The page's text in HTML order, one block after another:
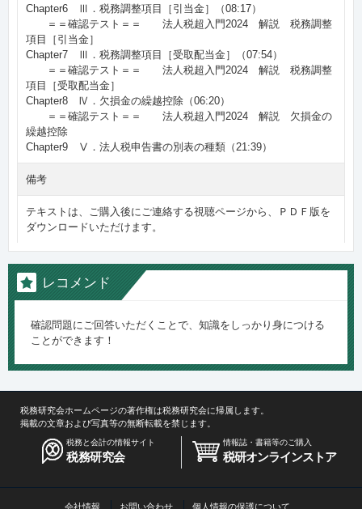
Chapter6 Ⅲ．税務調整項目［引当金］（08:17）
＝＝確認テスト＝＝ 法人税超入門2024 解説 税務調整
項目［引当金］
Chapter7 Ⅲ．税務調整項目［受取配当金］（07:54）
＝＝確認テスト＝＝ 法人税超入門2024 解説 税務調整
項目［受取配当金］
Chapter8 Ⅳ．欠損金の繰越控除（06:20）
＝＝確認テスト＝＝ 法人税超入門2024 解説 欠損金の
繰越控除
Chapter9 Ⅴ．法人税申告書の別表の種類（21:39）
備考
テキストは、ご購入後にご連絡する視聴ページから、ＰＤＦ版を
ダウンロードいただけます。
レコメンド
確認問題にご回答いただくことで、知識をしっかり身につける
ことができます！
税務研究会ホームページの著作権は税務研究会に帰属します。
掲載の文章および写真等の無断転載を禁じます。
税務と会計の情報サイト
税務研究会
情報誌・書籍等のご購入
税研オンラインストア
会社情報 お問い合わせ 個人情報の保護について